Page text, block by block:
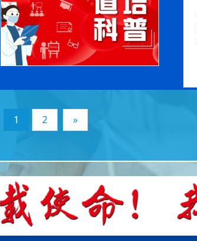
1 2 »